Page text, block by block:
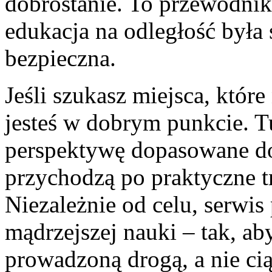
edukacja na odległość
bezpieczna.
Jeśli szukasz miejsca,
jesteś w dobrym punkcie.
perspektywę dopasowane
przychodzą po
Niezależnie od celu,
mądrzejszej nauki – tak,
prowadzoną drogą, a nie